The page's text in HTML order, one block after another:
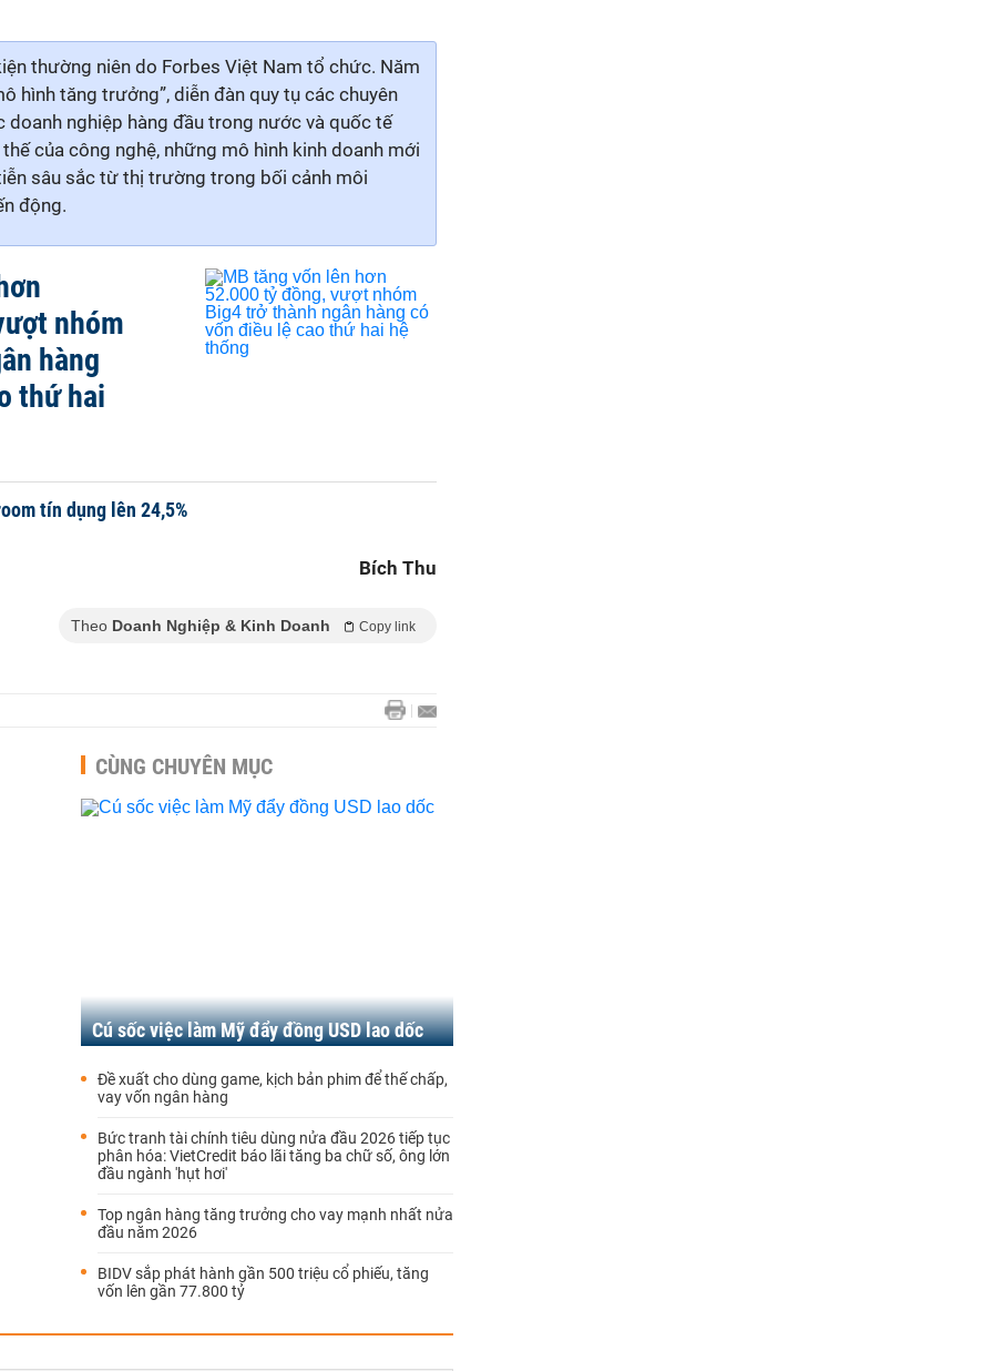
thường niên do Forbes Việt Nam tổ chức. Năm
hình tăng trưởng”, diễn đàn quy tụ các chuyên
doanh nghiệp hàng đầu trong nước và quốc tế
của công nghệ, những mô hình kinh doanh mới
sâu sắc từ thị trường trong bối cảnh môi
động.
nhóm
hàng
thứ hai
tín dụng lên 24,5%
Bích Thu
Theo Doanh Nghiệp & Kinh Doanh Copy link
CÙNG CHUYÊN MỤC
Cú sốc việc làm Mỹ đẩy đồng USD lao dốc
Đề xuất cho dùng game, kịch bản phim để thế chấp,
vay vốn ngân hàng
Bức tranh tài chính tiêu dùng nửa đầu 2026 tiếp tục
phân hóa: VietCredit báo lãi tăng ba chữ số, ông lớn
đầu ngành 'hụt hơi'
Top ngân hàng tăng trưởng cho vay mạnh nhất nửa
đầu năm 2026
BIDV sắp phát hành gần 500 triệu cổ phiếu, tăng
vốn lên gần 77.800 tỷ